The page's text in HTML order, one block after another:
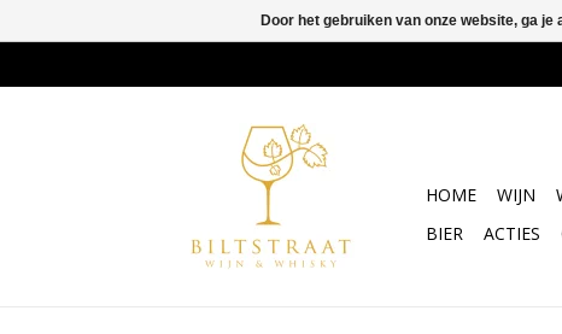
HOME WIJN
BIER
ACTIES
Door het gebruiken van onze website, ga